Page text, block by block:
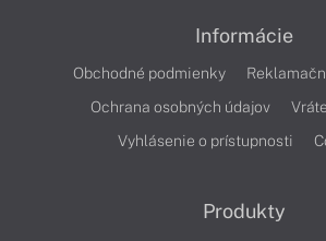
Informácie
Obchodné podmienky
Ochrana osobných údajov
Vyhlásenie o prístupnosti
Produkty